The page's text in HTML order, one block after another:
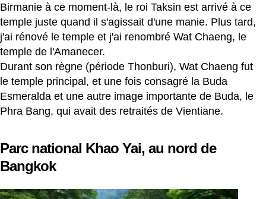
Birmanie à ce moment-là, le roi Taksin est arrivé à ce
temple juste quand il s'agissait d'une manie. Plus tard,
j'ai rénové le temple et j'ai renombré Wat Chaeng, le
temple de l'Amanecer.
Durant son règne (période Thonburi), Wat Chaeng fut
le temple principal, et une fois consagré la Buda
Esmeralda et une autre image importante de Buda, le
Phra Bang, qui avait des retraités de Vientiane.
Parc national Khao Yai, au nord de
Bangkok